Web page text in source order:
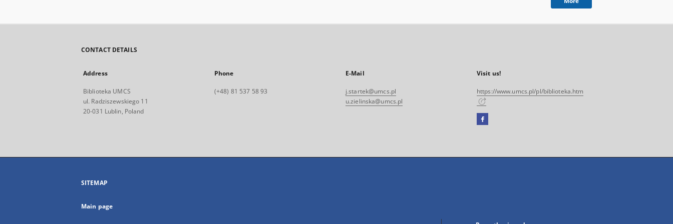
CONTACT DETAILS
Address
Biblioteka UMCS
ul. Radziszewskiego 11
20-031 Lublin, Poland
Phone
(+48) 81 537 58 93
E-Mail
j.startek@umcs.pl
u.zielinska@umcs.pl
Visit us!
https://www.umcs.pl/pl/biblioteka.htm
Facebook
open
SITEMAP
Main page